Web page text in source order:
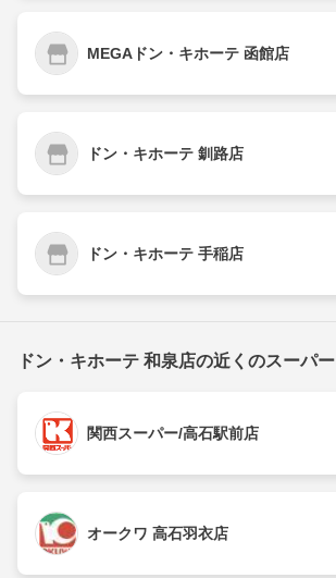
MEGAドン・キホーテ 函館店
ドン・キホーテ 釧路店
ドン・キホーテ 手稲店
ドン・キホーテ 和泉店の近くのスーパー
関西スーパー/高石駅前店
オークワ 高石羽衣店